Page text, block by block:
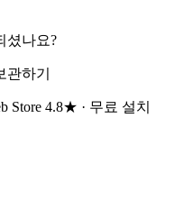
셨나요?
하기
Store 4.8★ · 무료 설치